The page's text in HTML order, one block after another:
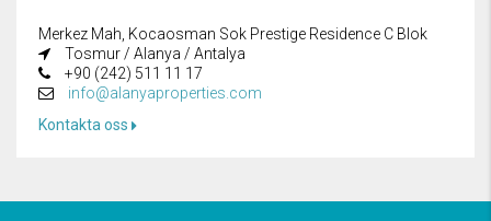
Merkez Mah, Kocaosman Sok Prestige Residence C Blok
Tosmur / Alanya / Antalya
+90 (242) 511 11 17
info@alanyaproperties.com
Kontakta oss